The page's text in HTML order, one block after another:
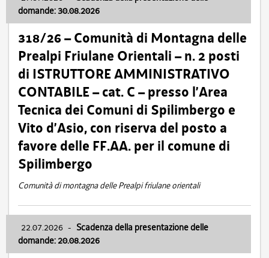
domande: 30.08.2026
318/26 – Comunità di Montagna delle
Prealpi Friulane Orientali – n. 2 posti
di ISTRUTTORE AMMINISTRATIVO
CONTABILE – cat. C – presso l’Area
Tecnica dei Comuni di Spilimbergo e
Vito d’Asio, con riserva del posto a
favore delle FF.AA. per il comune di
Spilimbergo
Comunità di montagna delle Prealpi friulane orientali
22.07.2026 - Scadenza della presentazione delle
domande: 20.08.2026